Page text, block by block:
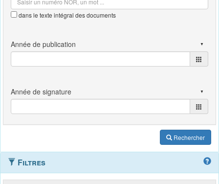
dans le texte intégral des documents
Rechercher
Filtres